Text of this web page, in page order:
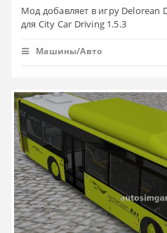
Мод добавляет в игру Delorean
для City Car Driving 1.5.3
Машины/Авто